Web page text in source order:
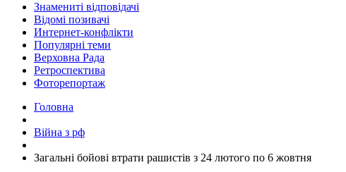
Знамениті відповідачі
Відомі позивачі
Интернет-конфлікти
Популярні теми
Верховна Рада
Ретроспектива
Фоторепортаж
Головна
Війна з рф
​Загальні бойові втрати рашистів з 24 лютого по 6 жовтня